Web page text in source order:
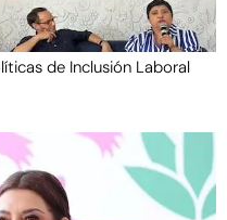
de Inclusión Laboral